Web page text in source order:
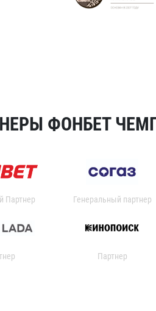
ФОНБЕТ
Партнер Генеральный партнер
Партнер